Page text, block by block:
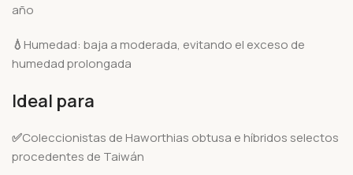
año
💧 Humedad: baja a moderada, evitando el exceso de
humedad prolongada
Ideal para
✅Coleccionistas de Haworthias obtusa e híbridos selectos
procedentes de Taiwán